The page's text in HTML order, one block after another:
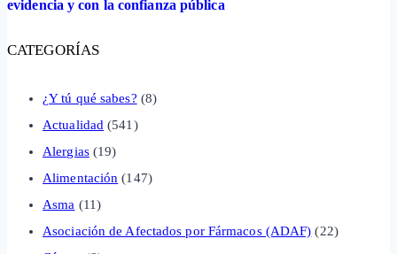
evidencia y con la confianza pública
CATEGORÍAS
¿Y tú qué sabes? (8)
Actualidad (541)
Alergias(19)
Alimentación (147)
Asma (11)
Asociación de Afectados por Fármacos (ADAF) (22)